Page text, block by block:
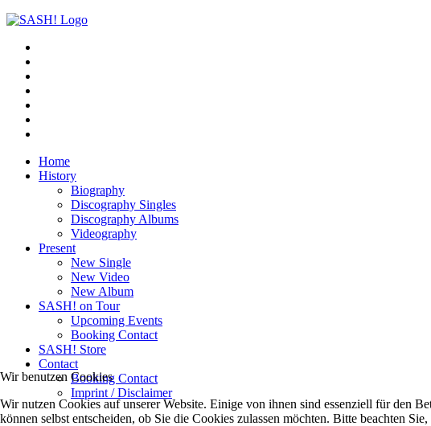
Home
History
Biography
Discography Singles
Discography Albums
Videography
Present
New Single
New Video
New Album
SASH! on Tour
Upcoming Events
Booking Contact
SASH! Store
Contact
Booking Contact
Imprint / Disclaimer
Wir benutzen Cookies
Wir nutzen Cookies auf unserer Website. Einige von ihnen sind essenziell für den
können selbst entscheiden, ob Sie die Cookies zulassen möchten. Bitte beachten